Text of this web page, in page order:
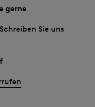
gerne
Schreiben Sie uns